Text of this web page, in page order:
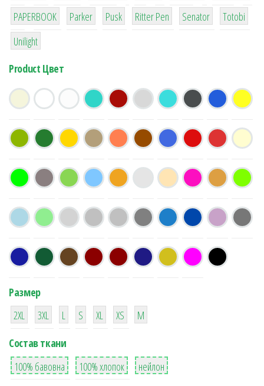
8
PAPERBOOK
6
Parker
2
Pusk
22
Ritter Pen
15
Senator
43
Totobi
1
Unilight
Product Цвет
Размер
38
2XL
16
3XL
42
L
42
S
42
XL XS
М
Состав ткани
8
100% бавовна
36
100% хлопок
2
нейлон